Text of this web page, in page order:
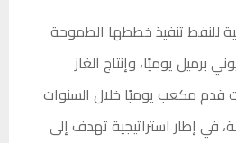
للنفط تنفيذ خططها الطموحة
برميل يوميًا، وإنتاج الغاز
قدم مكعب يوميًا خلال السنوات
في إطار استراتيجية تهدف إلى